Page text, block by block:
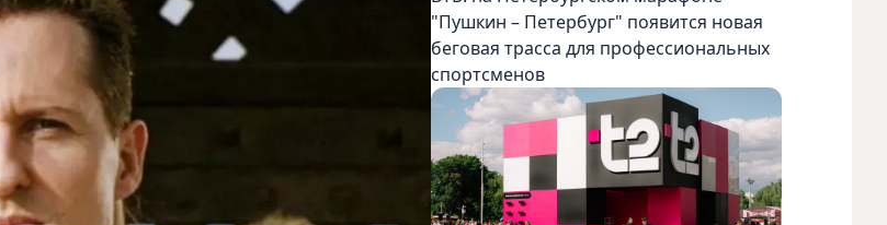
"Пушкин – Петербург" появится новая
беговая трасса для профессиональных
спортсменов